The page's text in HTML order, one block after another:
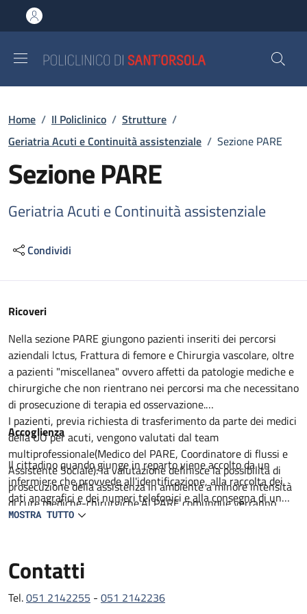
al contenuto principale
to footer content
Briciole di pane
Home / Il Policlinico / Strutture /
Geriatria Acuti e Continuità assistenziale / Sezione PARE
Sezione PARE
Geriatria Acuti e Continuità assistenziale
Condividi
Descrizione
Ricoveri
Nella sezione PARE giungono pazienti inseriti dei percorsi
aziendali lctus, Frattura di femore e Chirurgia vascolare, oltre
a pazienti "miscellanea" ovvero affetti da patologie mediche e
chirurgiche che non rientrano nei percorsi ma che necessitano
di prosecuzione di terapia ed osservazione.
I pazienti, previa richiesta di trasferimento da parte dei medici
della UO per acuti, vengono valutati dal team
multiprofessionale(Medico del PARE, Coordinatore di flussi e
Assistente Sociale): la valutazione definisce la possibilità di
prosecuzione della assistenza in ambiente a minore intensità
di cure mediche-chirurgiche.Al PARE comunque verranno
proseguiti percorsi medico terapeutici non ancora completati,
All'ingresso del paziente al PARE il team, composto da
Fisiatra e /o Fisioterapista con il coinvolgimento del Caregiver
Accoglienza
Il cittadino quando giunge in reparto viene accolto da un
infermiere che provvede all'identificazione, alla raccolta dei
dati anagrafici e dei numeri telefonici e alla consegna di un
prestampato con informazioni utili. Il degente viene
clinica ed infermieristica dove viene delineato il percorso
diagnostico e terapeutico e raccolti il consenso per tutte le
procedure che lo richiedono.
MOSTRA TUTTO
Contatti
Tel.051 2142255 - 051 2142236